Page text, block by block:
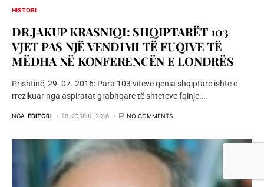
HISTORI
DR.JAKUP KRASNIQI: SHQIPTARËT 103
VJET PAS NJË VENDIMI TË FUQIVE TË
MËDHA NË KONFERENCËN E LONDRËS
Prishtinë, 29. 07. 2016: Para 103 viteve qenia shqiptare ishte e
rrezikuar nga aspiratat grabitqare të shteteve fqinje.…
NGA EDITORI 29 KORRIK, 2016 NO COMMENTS